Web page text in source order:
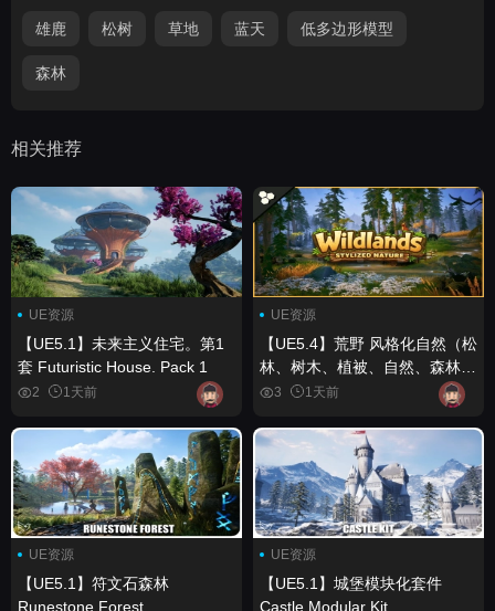
雄鹿 松树 草地 蓝天 低多边形模型
森林
相关推荐
UE资源
【UE5.1】未来主义住宅。第1
套 Futuristic House. Pack 1
2 1天前
UE资源
【UE5.4】荒野 风格化自然（松
林、树木、植被、自然、森林、
生物群系） Wildlands Stylized
Nature (Pine Forest, Trees,
Foliage, Nature, Forest,
Biome)
3 1天前
UE资源
【UE5.1】符文石森林
Runestone Forest
UE资源
【UE5.1】城堡模块化套件
Castle Modular Kit